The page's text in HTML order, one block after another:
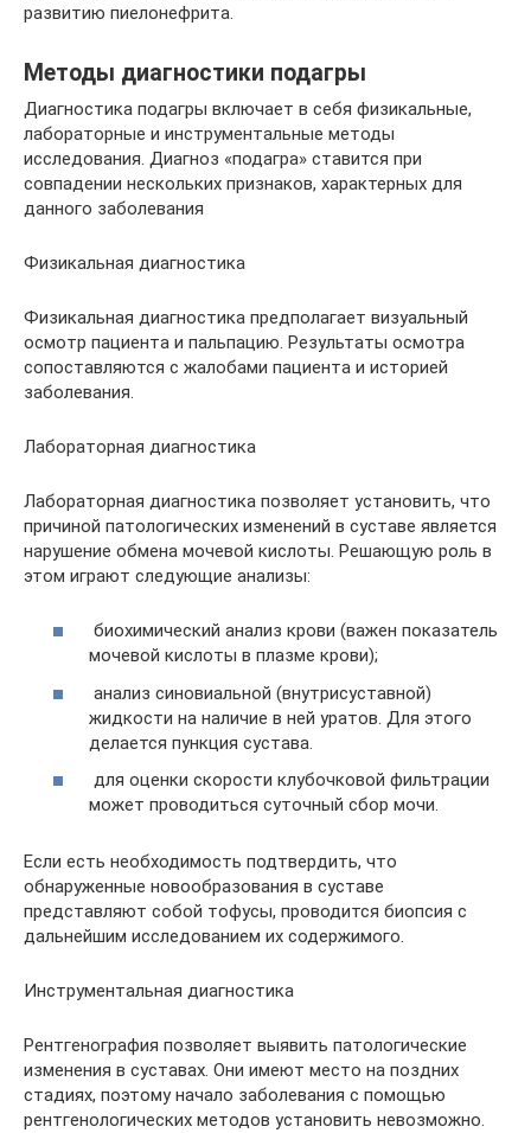
развитию пиелонефрита.
Методы диагностики подагры
Диагностика подагры включает в себя физикальные,
лабораторные и инструментальные методы
исследования. Диагноз «подагра» ставится при
совпадении нескольких признаков, характерных для
данного заболевания
Физикальная диагностика
Физикальная диагностика предполагает визуальный
осмотр пациента и пальпацию. Результаты осмотра
сопоставляются с жалобами пациента и историей
заболевания.
Лабораторная диагностика
Лабораторная диагностика позволяет установить, что
причиной патологических изменений в суставе является
нарушение обмена мочевой кислоты. Решающую роль в
этом играют следующие анализы:
биохимический анализ крови (важен показатель
мочевой кислоты в плазме крови);
анализ синовиальной (внутрисуставной)
жидкости на наличие в ней уратов. Для этого
делается пункция сустава.
для оценки скорости клубочковой фильтрации
может проводиться суточный сбор мочи.
Если есть необходимость подтвердить, что
обнаруженные новообразования в суставе
представляют собой тофусы, проводится биопсия с
дальнейшим исследованием их содержимого.
Инструментальная диагностика
Рентгенография позволяет выявить патологические
изменения в суставах. Они имеют место на поздних
стадиях, поэтому начало заболевания с помощью
рентгенологических методов установить невозможно.